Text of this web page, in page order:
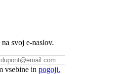
svoj e-naslov.
vsebine in pogoji.